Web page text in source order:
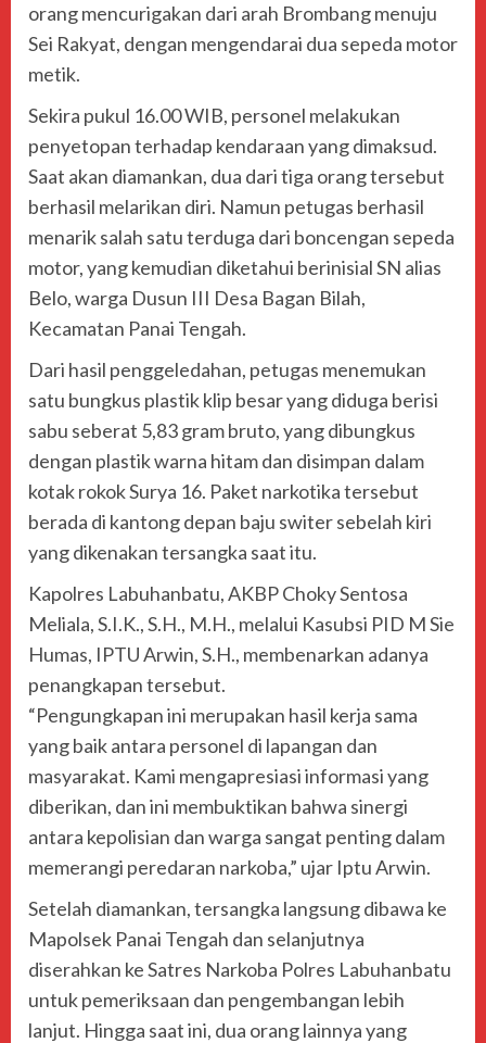
orang mencurigakan dari arah Brombang menuju
Sei Rakyat, dengan mengendarai dua sepeda motor
metik.
Sekira pukul 16.00 WIB, personel melakukan
penyetopan terhadap kendaraan yang dimaksud.
Saat akan diamankan, dua dari tiga orang tersebut
berhasil melarikan diri. Namun petugas berhasil
menarik salah satu terduga dari boncengan sepeda
motor, yang kemudian diketahui berinisial SN alias
Belo, warga Dusun III Desa Bagan Bilah,
Kecamatan Panai Tengah.
Dari hasil penggeledahan, petugas menemukan
satu bungkus plastik klip besar yang diduga berisi
sabu seberat 5,83 gram bruto, yang dibungkus
dengan plastik warna hitam dan disimpan dalam
kotak rokok Surya 16. Paket narkotika tersebut
berada di kantong depan baju switer sebelah kiri
yang dikenakan tersangka saat itu.
Kapolres Labuhanbatu, AKBP Choky Sentosa
Meliala, S.I.K., S.H., M.H., melalui Kasubsi PID M Sie
Humas, IPTU Arwin, S.H., membenarkan adanya
penangkapan tersebut.
“Pengungkapan ini merupakan hasil kerja sama
yang baik antara personel di lapangan dan
masyarakat. Kami mengapresiasi informasi yang
diberikan, dan ini membuktikan bahwa sinergi
antara kepolisian dan warga sangat penting dalam
memerangi peredaran narkoba,” ujar Iptu Arwin.
Setelah diamankan, tersangka langsung dibawa ke
Mapolsek Panai Tengah dan selanjutnya
diserahkan ke Satres Narkoba Polres Labuhanbatu
untuk pemeriksaan dan pengembangan lebih
lanjut. Hingga saat ini, dua orang lainnya yang